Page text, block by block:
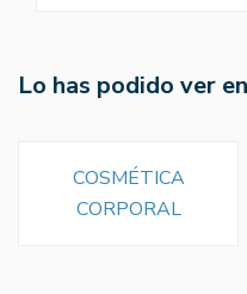
Lo has podido ver en
COSMÉTICA
CORPORAL